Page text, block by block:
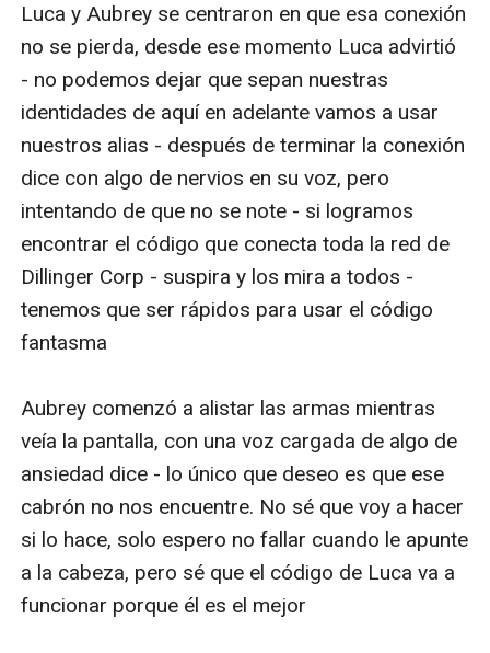
Luca y Aubrey se centraron en que esa conexión
no se pierda, desde ese momento Luca advirtió
- no podemos dejar que sepan nuestras
identidades de aquí en adelante vamos a usar
nuestros alias - después de terminar la conexión
dice con algo de nervios en su voz, pero
intentando de que no se note - si logramos
encontrar el código que conecta toda la red de
Dillinger Corp - suspira y los mira a todos -
tenemos que ser rápidos para usar el código
fantasma
Aubrey comenzó a alistar las armas mientras
veía la pantalla, con una voz cargada de algo de
ansiedad dice - lo único que deseo es que ese
cabrón no nos encuentre. No sé que voy a hacer
si lo hace, solo espero no fallar cuando le apunte
a la cabeza, pero sé que el código de Luca va a
funcionar porque él es el mejor